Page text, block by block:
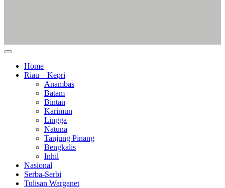
Home
Riau – Kepri
Anambas
Batam
Bintan
Karimun
Lingga
Natuna
Tanjung Pinang
Bengkalis
Inhil
Nasional
Serba-Serbi
Tulisan Warganet